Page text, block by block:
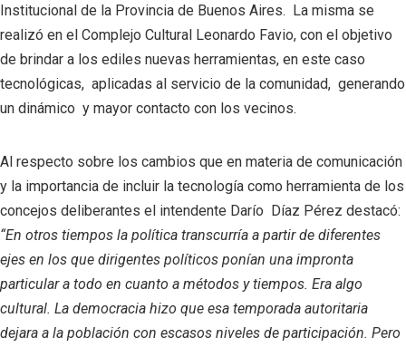
Institucional de la Provincia de Buenos Aires. La misma se
realizó en el Complejo Cultural Leonardo Favio, con el objetivo
de brindar a los ediles nuevas herramientas, en este caso
tecnológicas, aplicadas al servicio de la comunidad, generando
un dinámico y mayor contacto con los vecinos.
Al respecto sobre los cambios que en materia de comunicación
y la importancia de incluir la tecnología como herramienta de los
concejos deliberantes el intendente Darío Díaz Pérez destacó:
“En otros tiempos la política transcurría a partir de diferentes
ejes en los que dirigentes políticos ponían una impronta
particular a todo en cuanto a métodos y tiempos. Era algo
cultural. La democracia hizo que esa temporada autoritaria
dejara a la población con escasos niveles de participación. Pero